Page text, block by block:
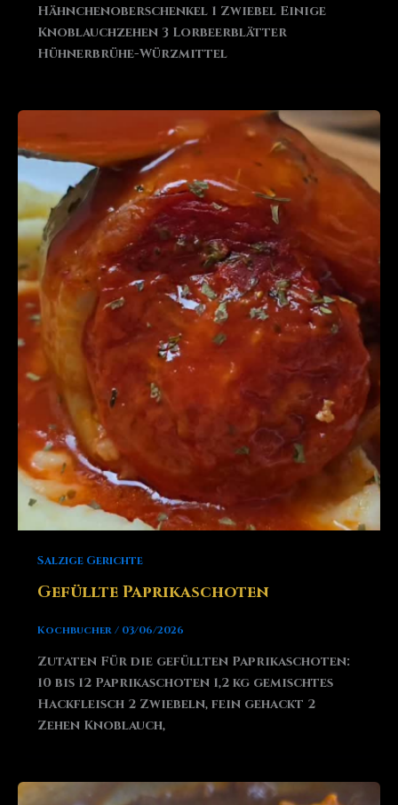
Hähnchenoberschenkel 1 Zwiebel Einige
Knoblauchzehen 3 Lorbeerblätter
Hühnerbrühe-Würzmittel
Salzige Gerichte
Gefüllte Paprikaschoten
Kochbucher/ 03/06/2026
Zutaten Für die gefüllten Paprikaschoten:
10 bis 12 Paprikaschoten 1,2 kg gemischtes
Hackfleisch 2 Zwiebeln, fein gehackt 2
Zehen Knoblauch,